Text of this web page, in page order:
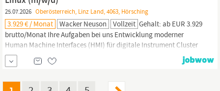
25.07.2026 Oberösterreich, Linz Land, 4063, Hörsching
3.929 € / Monat Wacker Neuson Vollzeit Gehalt: ab EUR 3.929
brutto/Monat Ihre Aufgaben bei uns Entwicklung moderner
Human Machine Interfaces (HMI) für digitale Instrument Cluster
und In-Vehicle-Infotainment-Systeme (IVI) mobiler
Arbeitsmaschinen. Implementierung und Weiterentwicklung
Embedded Linux.